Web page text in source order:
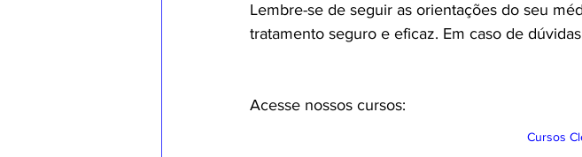
Lembre-se de seguir as orientações do seu
tratamento seguro e eficaz. Em caso de
Acesse nossos cursos:
Cursos